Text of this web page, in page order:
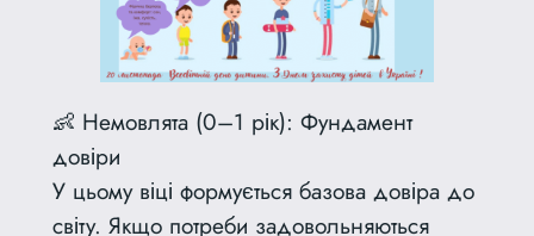
👶 Немовлята (0–1 рік): Фундамент
довіри
У цьому віці формується базова довіра до
світу. Якщо потреби задовольняються